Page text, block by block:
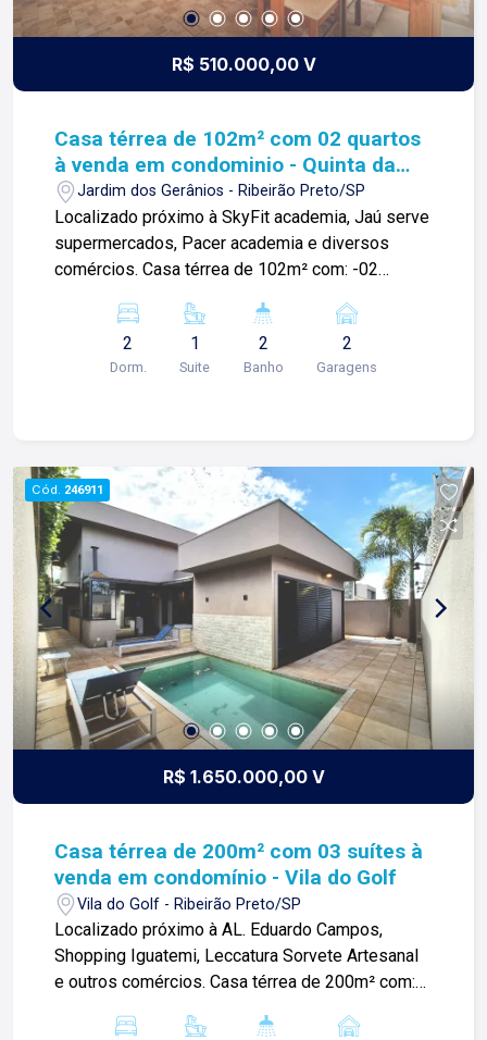
R$ 510.000,00 V
Casa térrea de 102m² com 02 quartos
à venda em condominio - Quinta da
Primavera
Jardim dos Gerânios - Ribeirão Preto/SP
Localizado próximo à SkyFit academia, Jaú serve
supermercados, Pacer academia e diversos
comércios. Casa térrea de 102m² com: -02
suíte (Pode voltar a configuração de 3 quartos); -
Escritório; -Sala ampla; -Cozinha planejada; -01
banheiro social com box blindex; -Área de
contato. Lago é RELACIONAMENTO! Desde 1987
esta é a nossa missão, nosso propósito e o
verdadeiro sentido de tudo que fazemos. Todos
os dias construímos laços fortes e indeléveis
com nossos proprietários e clientes. Somos uma
imobiliária que equilibra a tradicionalidade com o
arrojo e a força comercial da atualidade. A Lago é
sua principal imobiliária em Ribeirão Preto!
2
Dorm.
1
Suite
2
Banho
2
Garagens
Cód. 246911
R$ 1.650.000,00 V
Casa térrea de 200m² com 03 suítes à
venda em condomínio - Vila do Golf
Vila do Golf - Ribeirão Preto/SP
Localizado próximo à AL. Eduardo Campos,
Shopping Iguatemi, Leccatura Sorvete Artesanal
e outros comércios. Casa térrea de 200m² com:
Cozinha grande; -Despensa; -Área de serviço; -